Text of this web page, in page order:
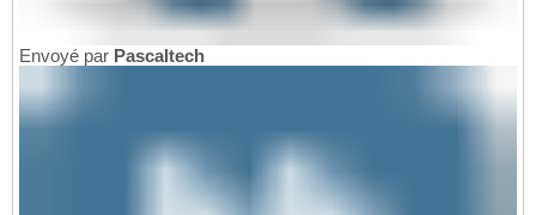
Envoyé par Pascaltech